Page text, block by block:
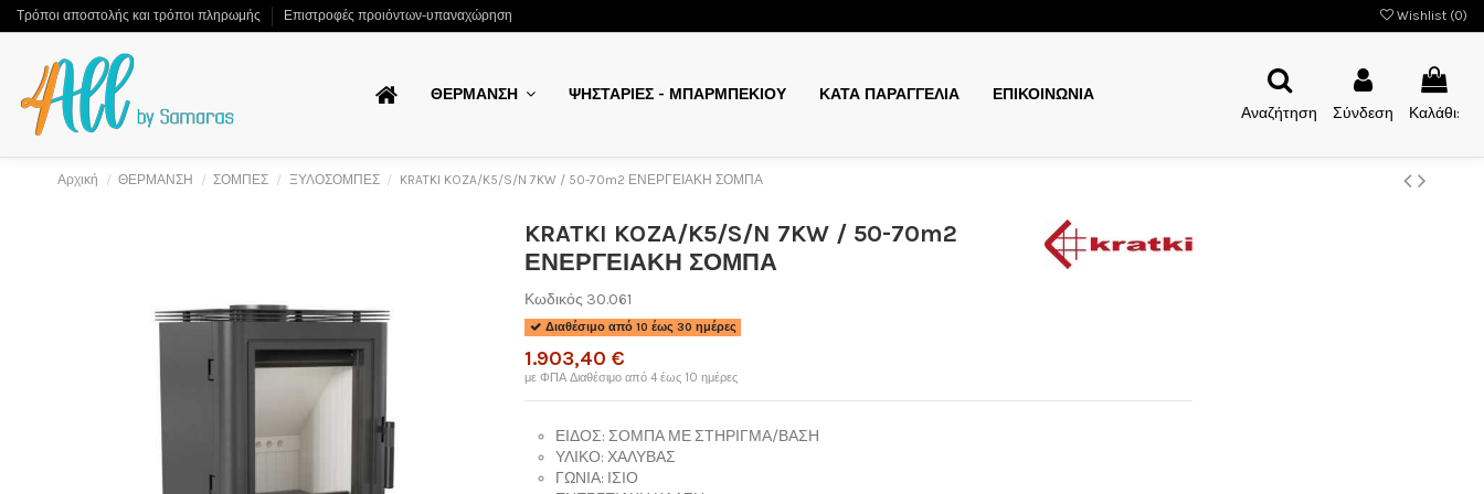
Τρόποι αποστολής και τρόποι πληρωμής Επιστροφές προιόντων-υπαναχώρηση Wishlist (0)
ΘΕΡΜΑΝΣΗ ΨΗΣΤΑΡΙΕΣ - ΜΠΑΡΜΠΕΚΙΟΥ ΚΑΤΑ ΠΑΡΑΓΓΕΛΙΑ
ΕΠΙΚΟΙΝΩΝΙΑ
Αναζήτηση
Σύνδεση Καλάθι:
Αρχική ΘΕΡΜΑΝΣΗ ΣΟΜΠΕΣ ΞΥΛΟΣΟΜΠΕΣ KRATKI KOZA/K5/S/N 7KW / 50-70m2 ΕΝΕΡΓΕΙΑΚΗ ΣΟΜΠΑ
KRATKI KOZA/K5/S/N 7KW / 50-70m2
ΕΝΕΡΓΕΙΑΚΗ ΣΟΜΠΑ
Κωδικός 30.061
Διαθέσιμο από 10 έως 30 ημέρες
1.903,40 €
με ΦΠΑΔιαθέσιμο από 4 έως 10 ημέρες
ΕΙΔΟΣ: ΣΟΜΠΑ ΜΕ ΣΤΗΡΙΓΜΑ/ΒΑΣΗ
ΥΛΙΚΟ: ΧΑΛΥΒΑΣ
ΓΩΝΙΑ: ΙΣΙΟ
Sign up to newsletter